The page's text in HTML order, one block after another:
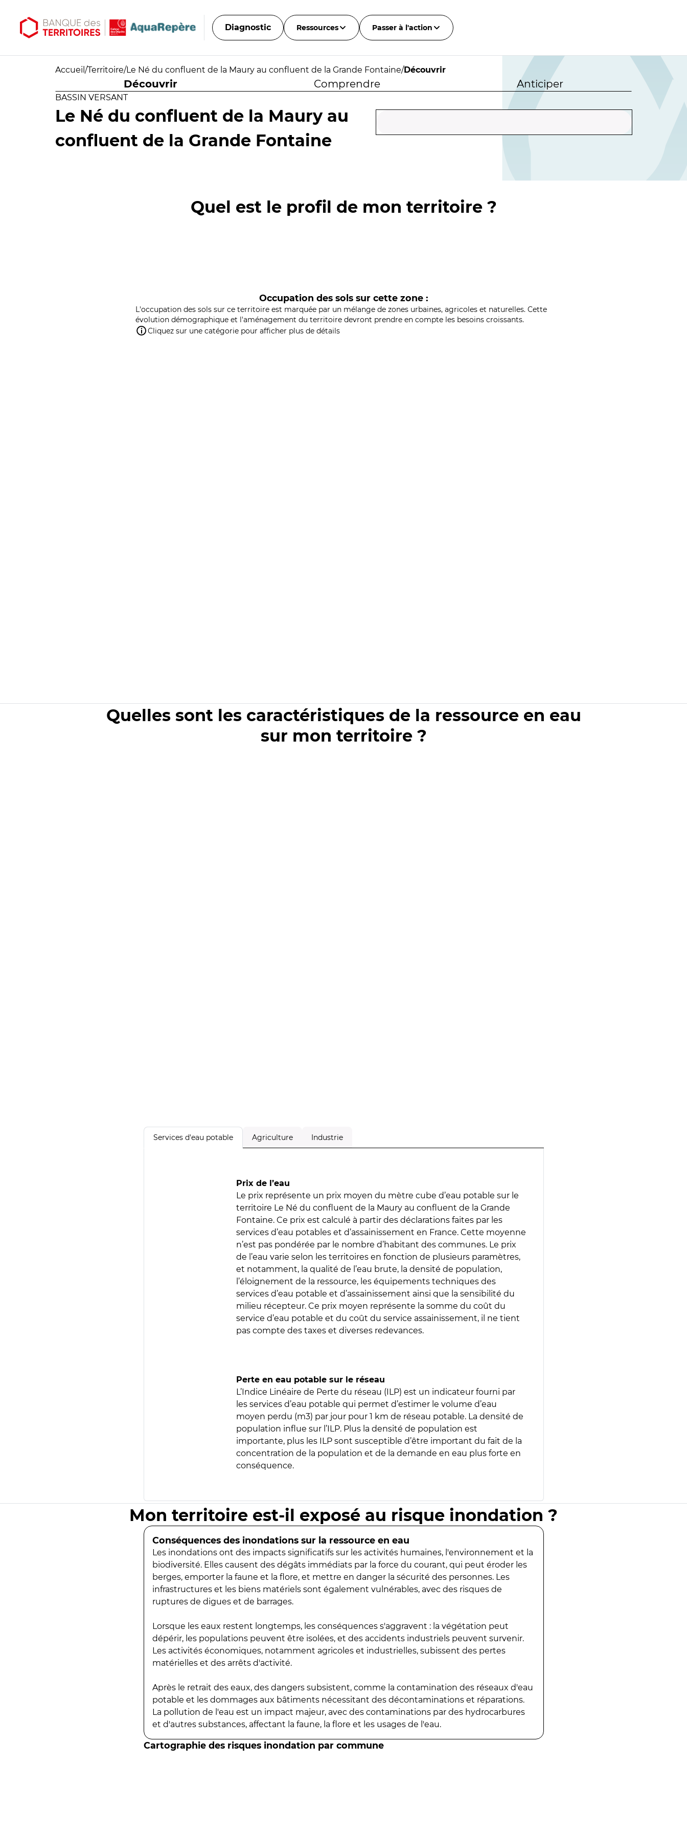
Diagnostic Ressources Passer à l'action
Accueil /Territoire/Le Né du confluent de la Maury au confluent de la Grande Fontaine/Découvrir
Découvrir Comprendre Anticiper
BASSIN VERSANT
Le Né du confluent de la Maury au
confluent de la Grande Fontaine
Quel est le profil de mon territoire ?
Occupation des sols sur cette zone :
L'occupation des sols sur ce territoire est marquée par un mélange de zones urbaines, agricoles et naturelles. Cette
évolution démographique et l'aménagement du territoire devront prendre en compte les besoins croissants.
Cliquez sur une catégorie pour afficher plus de détails
Quelles sont les caractéristiques de la ressource en eau
sur mon territoire ?
Services d'eau potable Agriculture Industrie
Prix de l’eau
Le prix représente un prix moyen du mètre cube d’eau potable sur le
territoire Le Né du confluent de la Maury au confluent de la Grande
Fontaine. Ce prix est calculé à partir des déclarations faites par les
services d’eau potables et d’assainissement en France. Cette moyenne
n’est pas pondérée par le nombre d’habitant des communes. Le prix
de l’eau varie selon les territoires en fonction de plusieurs paramètres,
et notamment, la qualité de l’eau brute, la densité de population,
l’éloignement de la ressource, les équipements techniques des
services d’eau potable et d’assainissement ainsi que la sensibilité du
milieu récepteur. Ce prix moyen représente la somme du coût du
service d’eau potable et du coût du service assainissement, il ne tient
pas compte des taxes et diverses redevances.
Perte en eau potable sur le réseau
L’Indice Linéaire de Perte du réseau (ILP) est un indicateur fourni par
les services d’eau potable qui permet d’estimer le volume d’eau
moyen perdu (m3) par jour pour 1 km de réseau potable. La densité de
population influe sur l’ILP. Plus la densité de population est
importante, plus les ILP sont susceptible d’être important du fait de la
concentration de la population et de la demande en eau plus forte en
conséquence.
Mon territoire est-il exposé au risque inondation ?
Conséquences des inondations sur la ressource en eau
Les inondations ont des impacts significatifs sur les activités humaines, l'environnement et la
biodiversité. Elles causent des dégâts immédiats par la force du courant, qui peut éroder les
berges, emporter la faune et la flore, et mettre en danger la sécurité des personnes. Les
infrastructures et les biens matériels sont également vulnérables, avec des risques de
ruptures de digues et de barrages.
Lorsque les eaux restent longtemps, les conséquences s'aggravent : la végétation peut
dépérir, les populations peuvent être isolées, et des accidents industriels peuvent survenir.
Les activités économiques, notamment agricoles et industrielles, subissent des pertes
matérielles et des arrêts d'activité.
Après le retrait des eaux, des dangers subsistent, comme la contamination des réseaux d'eau
potable et les dommages aux bâtiments nécessitant des décontaminations et réparations.
La pollution de l'eau est un impact majeur, avec des contaminations par des hydrocarbures
et d'autres substances, affectant la faune, la flore et les usages de l'eau.
Cartographie des risques inondation par commune